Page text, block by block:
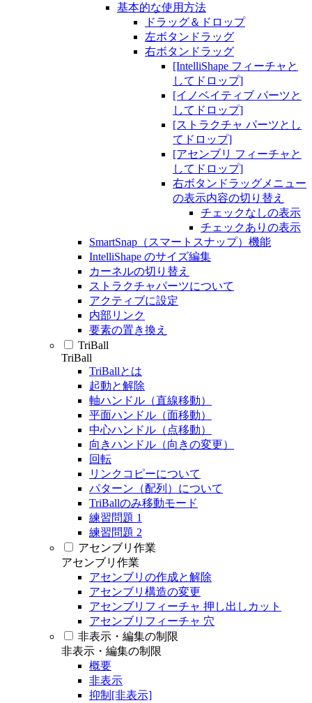
基本的な使用方法
ドラッグ＆ドロップ
左ボタンドラッグ
右ボタンドラッグ
[IntelliShape フィーチャと
してドロップ]
[イノベイティブ パーツと
してドロップ]
[ストラクチャ パーツとし
てドロップ]
[アセンブリ フィーチャと
してドロップ]
右ボタンドラッグメニュー
の表示内容の切り替え
チェックなしの表示
チェックありの表示
SmartSnap（スマートスナップ）機能
IntelliShape のサイズ編集
カーネルの切り替え
ストラクチャパーツについて
アクティブに設定
内部リンク
要素の置き換え
TriBall
TriBall
TriBallとは
起動と解除
軸ハンドル（直線移動）
平面ハンドル（面移動）
中心ハンドル（点移動）
向きハンドル（向きの変更）
回転
リンクコピーについて
パターン（配列）について
TriBallのみ移動モード
練習問題 1
練習問題 2
アセンブリ作業
アセンブリ作業
アセンブリの作成と解除
アセンブリ構造の変更
アセンブリフィーチャ 押し出しカット
アセンブリフィーチャ 穴
非表示・編集の制限
非表示・編集の制限
概要
非表示
抑制[非表示]